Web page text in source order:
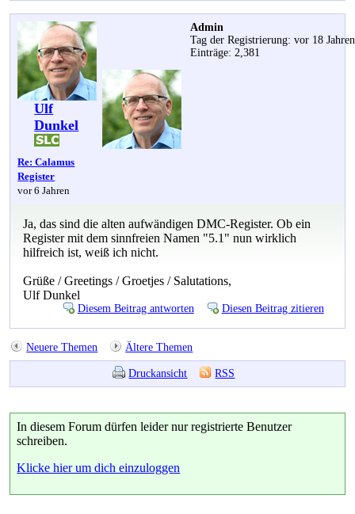
Ulf
Dunkel
Re: Calamus
Register
vor 6 Jahren
Admin
Tag der Registrierung: vor 18 Jahren
Einträge: 2,381
Ja, das sind die alten aufwändigen DMC-Register. Ob ein
Register mit dem sinnfreien Namen "5.1" nun wirklich
hilfreich ist, weiß ich nicht.
Grüße / Greetings / Groetjes / Salutations,
Ulf Dunkel
Diesem Beitrag antworten Diesen Beitrag zitieren
Neuere Themen Ältere Themen
Druckansicht RSS
In diesem Forum dürfen leider nur registrierte Benutzer
schreiben.
Klicke hier um dich einzuloggen